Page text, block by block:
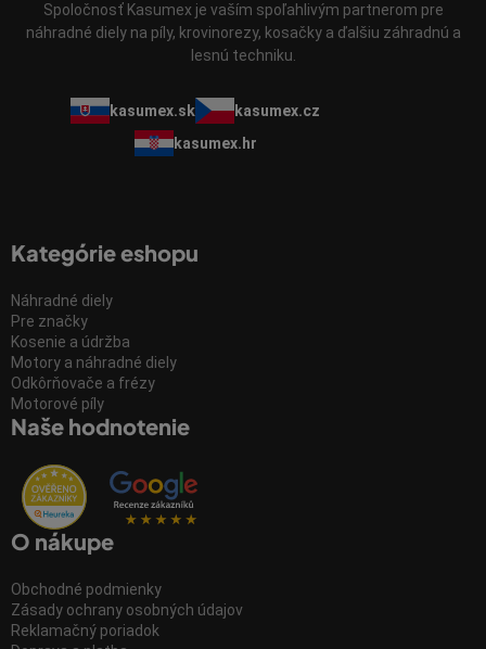
Spoločnosť Kasumex je vaším spoľahlivým partnerom pre
náhradné diely na píly, krovinorezy, kosačky a ďalšiu záhradnú a
lesnú techniku.
kasumex.sk
kasumex.cz
kasumex.hr
Kategórie eshopu
Náhradné diely
Pre značky
Kosenie a údržba
Motory a náhradné diely
Odkôrňovače a frézy
Motorové píly
Naše hodnotenie
O nákupe
Obchodné podmienky
Zásady ochrany osobných údajov
Reklamačný poriadok